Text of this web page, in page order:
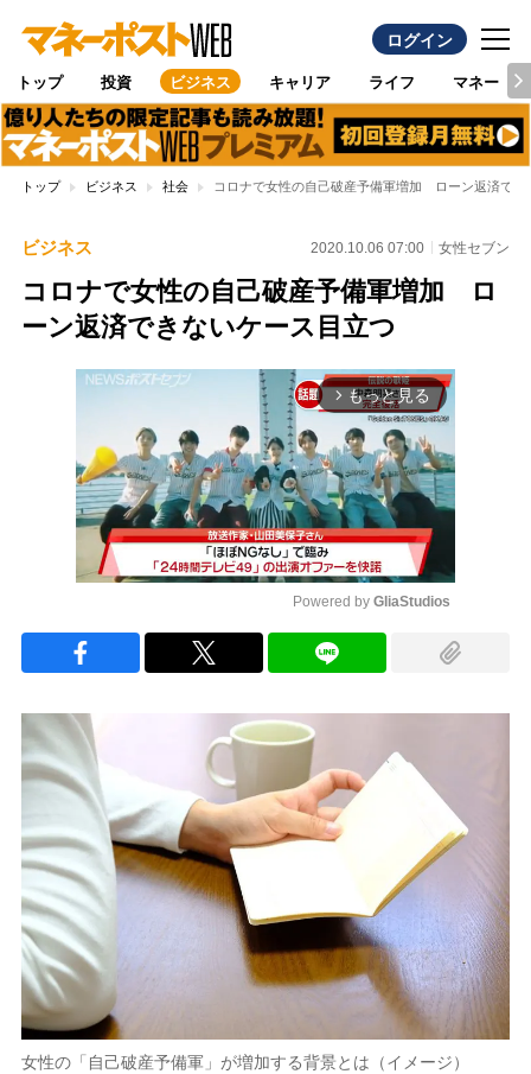
ログイン
トップ 投資 ビジネス キャリア ライフ マネー
トップ ビジネス 社会 コロナで女性の自己破産予備軍増加 ローン返済でき
ビジネス 2020.10.06 07:00 女性セブン
コロナで女性の自己破産予備軍増加 ロ
ーン返済できないケース目立つ
arrow_forward_ios もっと見る
Powered by GliaStudios
女性の「自己破産予備軍」が増加する背景とは（イメージ）